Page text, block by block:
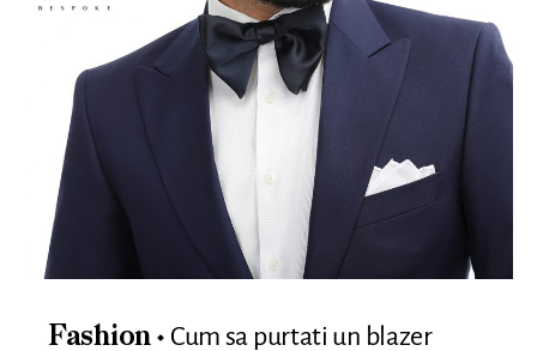
Fashion
Cum sa purtati un blazer